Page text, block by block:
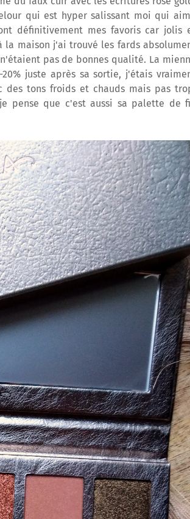
qui est hyper salissant moi qui
définitivement mes favoris car jolis
la maison j'ai trouvé les fards
pas de bonnes qualité. La
juste après sa sortie, j'étais
des tons froids et chauds mais pas
pense que c'est aussi sa palette de